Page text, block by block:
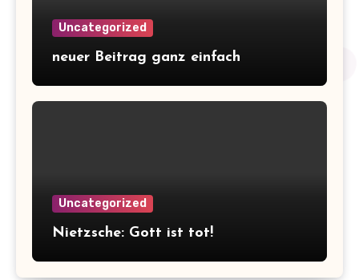
Uncategorized
neuer Beitrag ganz einfach
Uncategorized
Nietzsche: Gott ist tot!